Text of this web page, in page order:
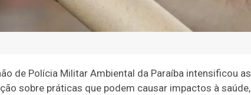
de Polícia Militar Ambiental da Paraíba intensificou as
sobre práticas que podem causar impactos à saúde,